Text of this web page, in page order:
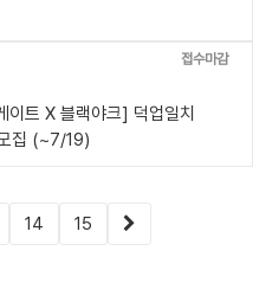
접수마감
이트 X 블랙야크] 덕업일치
집 (~7/19)
14 15